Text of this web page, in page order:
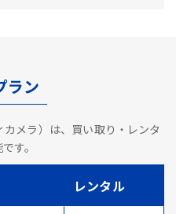
ラン
メラ）は、買い取り・レンタ
す。
レンタル